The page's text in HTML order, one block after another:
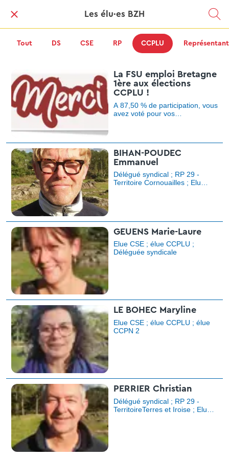
Les élu·es BZH
Tout DS CSE RP CCPLU
La FSU emploi Bretagne
1ère aux élections
CCPLU !
A 87,50 % de participation, vous
avez voté pour vos
Bretagne. Une magnifique leçon
de visibilité face à une direction
régionale qui souvent occulte
les agent-es de statut public et
leur statut.
BIHAN-POUDEC
Emmanuel
Délégué syndical ; RP 29 -
Territoire Cornouailles ; Elu
GEUENS Marie-Laure
Elue CSE ; élue CCPLU ;
Déléguée syndicale
LE BOHEC Maryline
Elue CSE ; élue CCPLU ; élue
CCPN 2
PERRIER Christian
Délégué syndical ; RP 29 -
TerritoireTerres et Iroise ; Elu